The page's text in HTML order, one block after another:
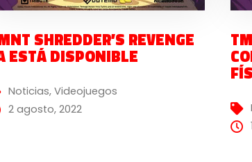
SHREDDER’S REVENGE
ESTÁ DISPONIBLE
Noticias, Videojuegos
2 agosto, 2022